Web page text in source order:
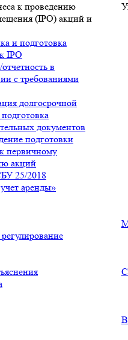
к проведению
(IPO) акций и
и подготовка
IPO
в
с требованиями
долгосрочной
документов
подготовки
первичному
акций
25/2018
аренды»